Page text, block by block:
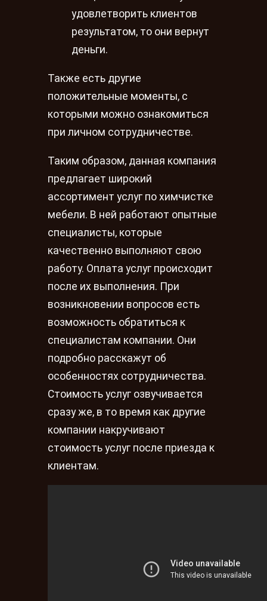
удовлетворить клиентов
результатом, то они вернут
деньги.
Также есть другие
положительные моменты, с
которыми можно ознакомиться
при личном сотрудничестве.
Таким образом, данная компания
предлагает широкий
ассортимент услуг по химчистке
мебели. В ней работают опытные
специалисты, которые
качественно выполняют свою
работу. Оплата услуг происходит
после их выполнения. При
возникновении вопросов есть
возможность обратиться к
специалистам компании. Они
подробно расскажут об
особенностях сотрудничества.
Стоимость услуг озвучивается
сразу же, в то время как другие
компании накручивают
стоимость услуг после приезда к
клиентам.